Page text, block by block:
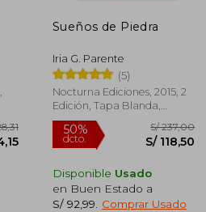
Sueños de Piedra
Iria G. Parente
(5)
Nocturna Ediciones, 2015, 2
Edición, Tapa Blanda,
Nuevo
Disponible Usado
en Buen Estado a
S/ 92,99
Comprar Usado